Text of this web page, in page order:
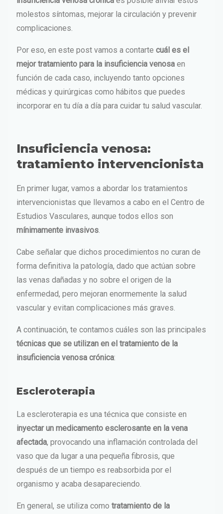
molestos síntomas, mejorar la circulación y prevenir
complicaciones.
Por eso, en este post vamos a contarte cuál es el
mejor tratamiento para la insuficiencia venosa en
función de cada caso, incluyendo tanto opciones
médicas y quirúrgicas como hábitos que puedes
incorporar en tu día a día para cuidar tu salud vascular.
Insuficiencia venosa:
tratamiento intervencionista
En primer lugar, vamos a abordar los tratamientos
intervencionistas que llevamos a cabo en el Centro de
Estudios Vasculares, aunque todos ellos son
mínimamente invasivos.
Cabe señalar que dichos procedimientos no curan de
forma definitiva la patología, dado que actúan sobre
las venas dañadas y no sobre el origen de la
enfermedad, pero mejoran enormemente la salud
vascular y evitan complicaciones más graves.
A continuación, te contamos cuáles son las principales
técnicas que se utilizan en el tratamiento de la
insuficiencia venosa crónica:
Escleroterapia
La escleroterapia es una técnica que consiste en
inyectar un medicamento esclerosante en la vena
afectada, provocando una inflamación controlada del
vaso que da lugar a una pequeña fibrosis, que
después de un tiempo es reabsorbida por el
organismo y acaba desapareciendo.
En general, se utiliza como tratamiento de la